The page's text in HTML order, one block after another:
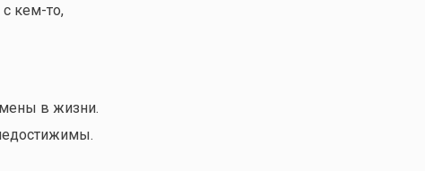
с кем-то,
в жизни.